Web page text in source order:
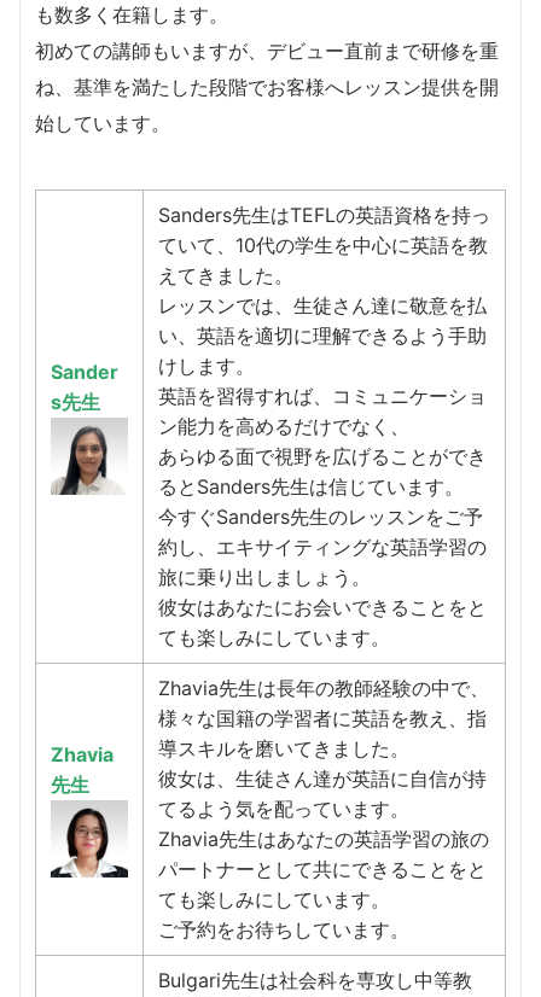
も数多く在籍します。
​初めての講師もいますが、デビュー直前まで研修を重
ね、基準を満たした段階でお客様へレッスン提供を開
始しています。
Sander
s先生
Sanders先生はTEFLの英語資格を持っ
ていて、10代の学生を中心に英語を教
えてきました。
レッスンでは、生徒さん達に敬意を払
い、英語を適切に理解できるよう手助
けします。
英語を習得すれば、コミュニケーショ
ン能力を高めるだけでなく、
あらゆる面で視野を広げることができ
るとSanders先生は信じています。
今すぐSanders先生のレッスンをご予
約し、エキサイティングな英語学習の
旅に乗り出しましょう。
彼女はあなたにお会いできることをと
ても楽しみにしています。
Zhavia
先生
Zhavia先生は長年の教師経験の中で、
様々な国籍の学習者に英語を教え、指
導スキルを磨いてきました。
彼女は、生徒さん達が英語に自信が持
てるよう気を配っています。
Zhavia先生はあなたの英語学習の旅の
パートナーとして共にできることをと
ても楽しみにしています。
ご予約をお待ちしています。
Bulgari先生は社会科を専攻し中等教